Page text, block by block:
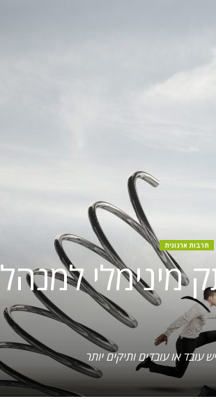
תרבות ארגונית
מינימלי למנהל